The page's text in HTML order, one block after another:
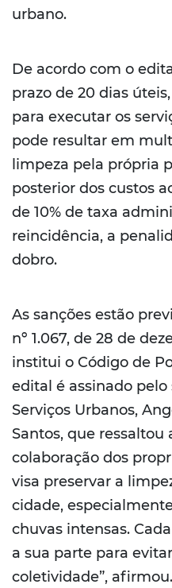
urbano.
De acordo com o
prazo de 20 dias
para executar os
pode resultar em
limpeza pela própria
posterior dos custos
de 10% de taxa
reincidência, a
dobro.
As sanções estão
nº 1.067, de 28 de
institui o Código de
edital é assinado
Serviços Urbanos,
Santos, que
colaboração dos
visa preservar a
cidade,
chuvas intensas.
a sua parte para
coletividade”, afirmou.